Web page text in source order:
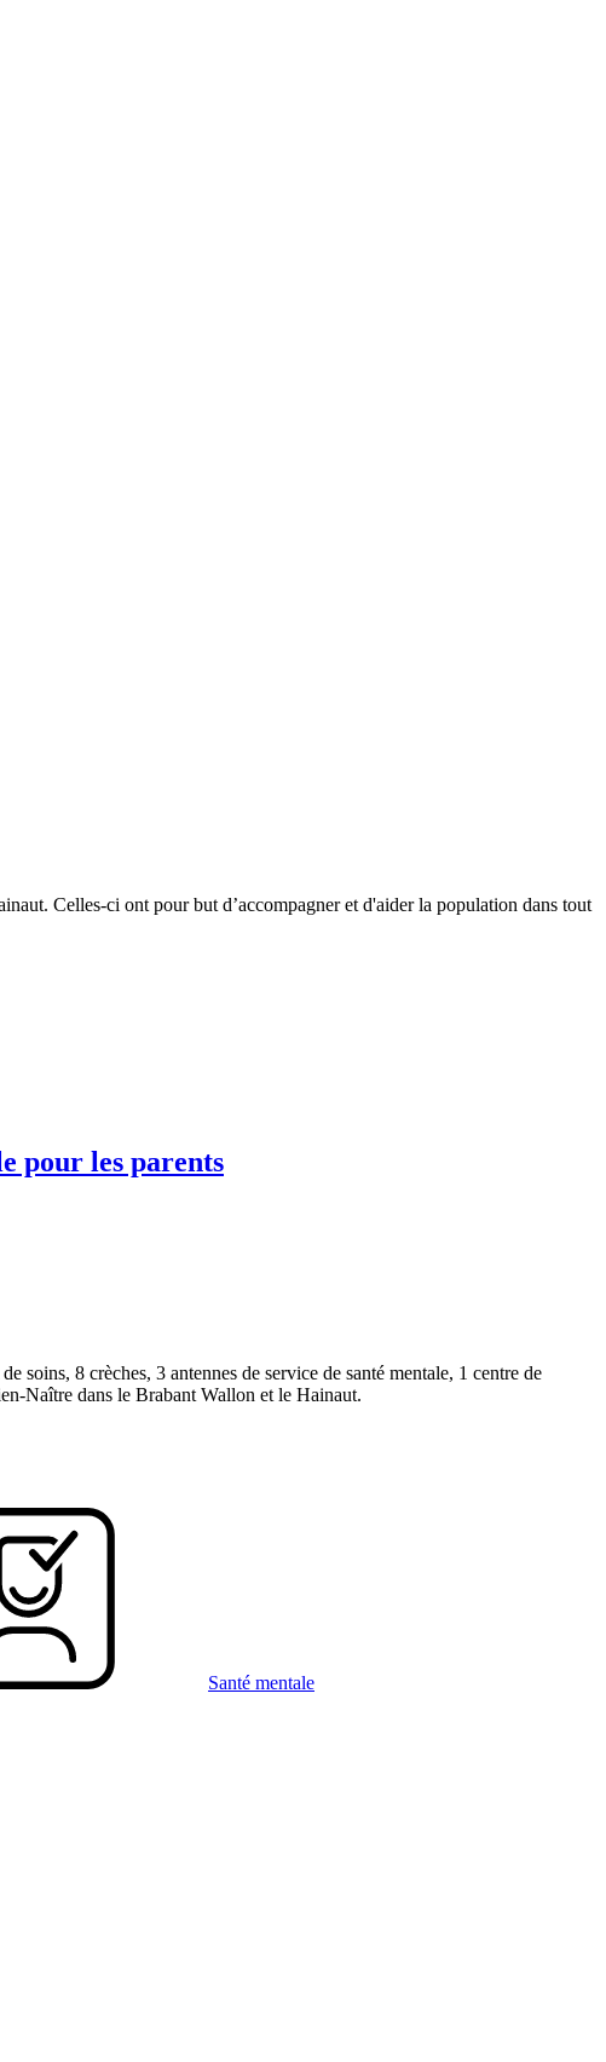
Celles-ci ont pour but d’accompagner et d'aider la population dans tout
pour les parents
soins, 8 crèches, 3 antennes de service de santé mentale, 1 centre de
Naître dans le Brabant Wallon et le Hainaut.
Santé mentale